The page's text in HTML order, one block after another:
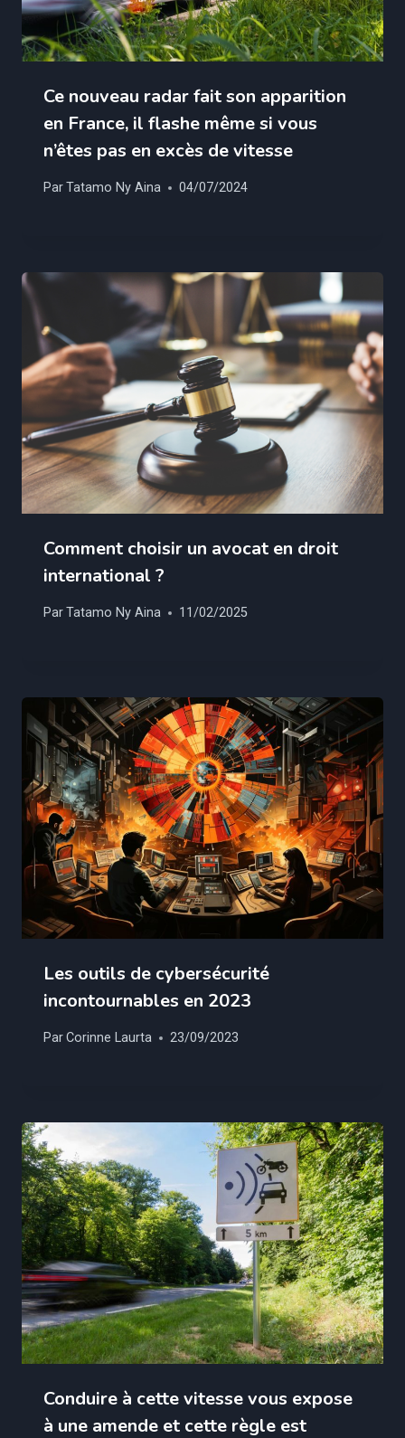
Ce nouveau radar fait son apparition
en France, il flashe même si vous
n’êtes pas en excès de vitesse
ParTatamo Ny Aina 04/07/2024
Comment choisir un avocat en droit
international ?
ParTatamo Ny Aina 11/02/2025
Les outils de cybersécurité
incontournables en 2023
ParCorinne Laurta 23/09/2023
Conduire à cette vitesse vous expose
à une amende et cette règle est